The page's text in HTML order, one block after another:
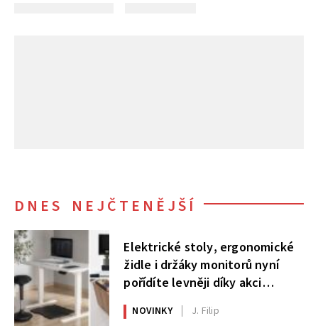
DNES NEJČTENĚJŠÍ
Elektrické stoly, ergonomické
židle i držáky monitorů nyní
pořídíte levněji díky akci
AlzaErgo
NOVINKY J. Filip